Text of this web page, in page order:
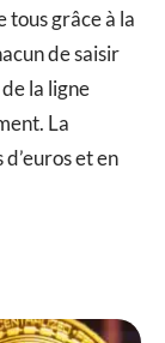
tous grâce à la
de saisir
la ligne
La
et en